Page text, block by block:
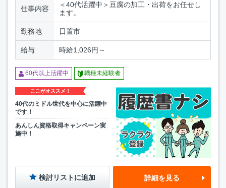
仕事内容
＜40代活躍中＞豆腐の加工・出荷をお任せし
ます。
勤務地 日置市
給与 時給1,026円～
60代以上活躍中 職種未経験者
ここがオススメ！
40代のミドル世代を中心に活躍中
です！
あんしん資格取得キャンペーン実
施中！
検討リストに追加 詳細を見る